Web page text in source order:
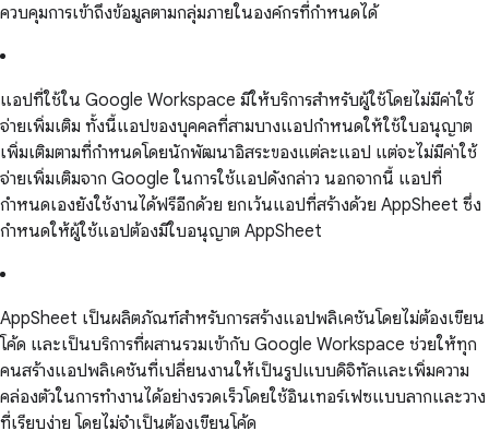
ควบคุมการเข้าถึงข้อมูลตามกลุ่มภายในองค์กรที่กำหนดได้
แอปที่ใช้ใน Google Workspace มีให้บริการสำหรับผู้ใช้โดยไม่มีค่าใช้
จ่ายเพิ่มเติม ทั้งนี้แอปของบุคคลที่สามบางแอปกำหนดให้ใช้ใบอนุญาต
เพิ่มเติมตามที่กำหนดโดยนักพัฒนาอิสระของแต่ละแอป แต่จะไม่มีค่าใช้
จ่ายเพิ่มเติมจาก Google ในการใช้แอปดังกล่าว นอกจากนี้ แอปที่
กำหนดเองยังใช้งานได้ฟรีอีกด้วย ยกเว้นแอปที่สร้างด้วย AppSheet ซึ่ง
กำหนดให้ผู้ใช้แอปต้องมีใบอนุญาต AppSheet
AppSheet เป็นผลิตภัณฑ์สำหรับการสร้างแอปพลิเคชันโดยไม่ต้องเขียน
โค้ด และเป็นบริการที่ผสานรวมเข้ากับ Google Workspace ช่วยให้ทุก
คนสร้างแอปพลิเคชันที่เปลี่ยนงานให้เป็นรูปแบบดิจิทัลและเพิ่มความ
คล่องตัวในการทำงานได้อย่างรวดเร็วโดยใช้อินเทอร์เฟซแบบลากและวาง
ที่เรียบง่าย โดยไม่จำเป็นต้องเขียนโค้ด